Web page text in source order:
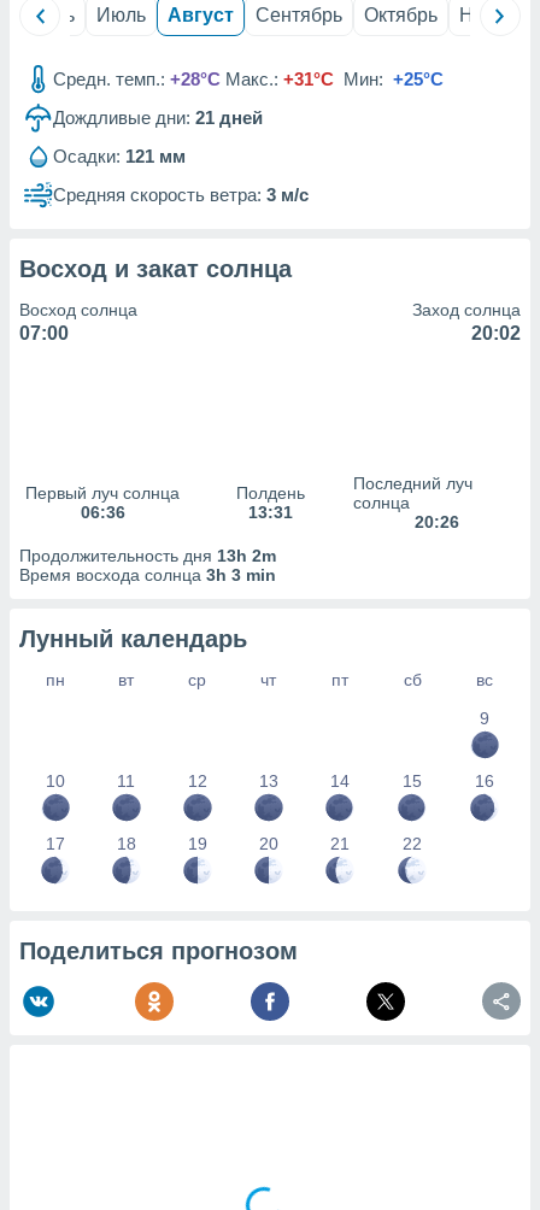
данных
сведения
наших 1199
Июнь Июль Август Сентябрь Октябрь Ноябрь
Средн. темп.: +28°C Макс.: +31°C Мин: +25°C
Дождливые дни: 21 дней
Осадки: 121 мм
Средняя скорость ветра: 3 м/с
Восход и закат солнца
Восход солнца
07:00
Заход солнца
20:02
Первый луч солнца
06:36
Полдень
13:31
Последний луч
солнца
20:26
Продолжительность дня 13h 2m
Время восхода солнца 3h 3 min
Лунный календарь
пн вт ср чт пт сб
вс
9
10 11 12 13 14 15 16
17 18 19 20 21 22
Поделиться прогнозом